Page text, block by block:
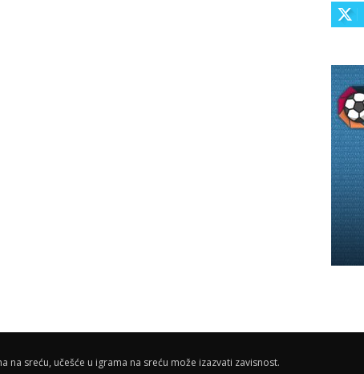
na sreću, učešće u igrama na sreću može izazvati zavisnost.